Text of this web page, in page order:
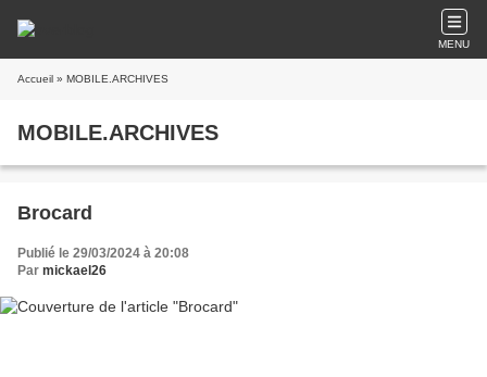
MENU
Accueil » MOBILE.ARCHIVES
MOBILE.ARCHIVES
Brocard
Publié le 29/03/2024 à 20:08
Par mickael26